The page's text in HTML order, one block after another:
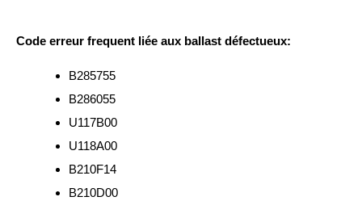
Code erreur frequent liée aux ballast défectueux:
B285755
B286055
U117B00
U118A00
B210F14
B210D00